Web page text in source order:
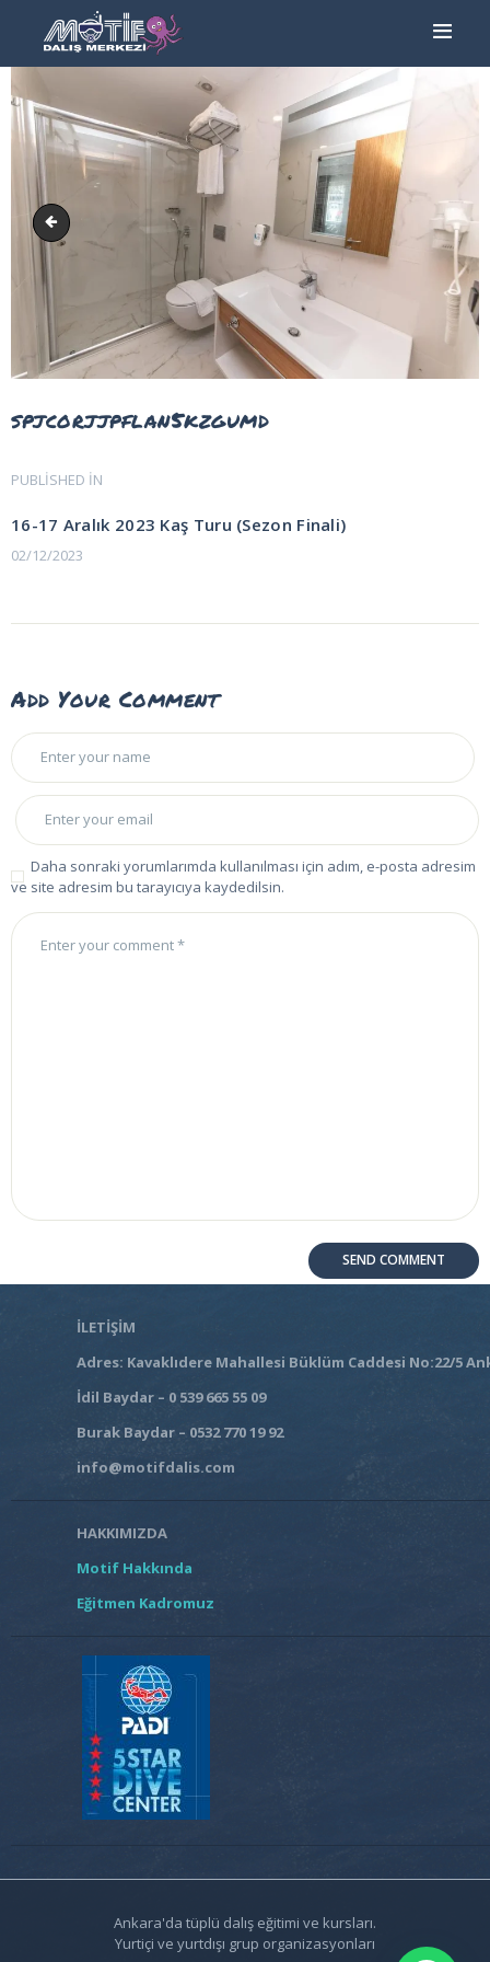
ANA SAYFA
TURLAR
EĞITIMLER –
KURSLAR
FOTOĞRAF
ALBÜMLERI
ÜCRETLERIMIZ
HAKKIMIZDA
İLETIŞIM
kasmahalhotel-suit-700x466
spjcorjjpflan5kzgumd
Yazı
gezinmesi
PUBLISHED IN
16-17 Aralık 2023 Kaş Turu (Sezon Finali)
02/12/2023
Add Your Comment
Daha sonraki yorumlarımda kullanılması için adım, e-posta adresim
ve site adresim bu tarayıcıya kaydedilsin.
İLETİŞİM
Adres: Kavaklıdere Mahallesi Büklüm Caddesi No:22/5
İdil Baydar – 0 539 665 55 09
Burak Baydar – 0532 770 19 92
info@motifdalis.com
HAKKIMIZDA
Motif Hakkında
Eğitmen Kadromuz
Ankara'da tüplü dalış eğitimi ve kursları.
Yurtiçi ve yurtdışı grup organizasyonları